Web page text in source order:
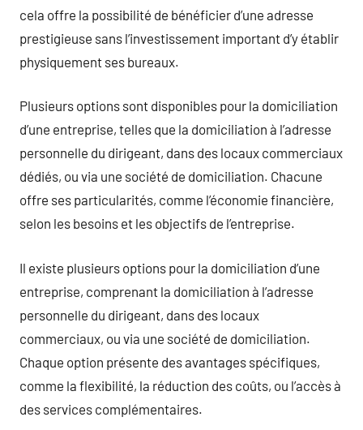
cela offre la possibilité de bénéficier d’une adresse
prestigieuse sans l’investissement important d’y établir
physiquement ses bureaux.
Plusieurs options sont disponibles pour la domiciliation
d’une entreprise, telles que la domiciliation à l’adresse
personnelle du dirigeant, dans des locaux commerciaux
dédiés, ou via une société de domiciliation. Chacune
offre ses particularités, comme l’économie financière,
selon les besoins et les objectifs de l’entreprise.
Il existe plusieurs options pour la domiciliation d’une
entreprise, comprenant la domiciliation à l’adresse
personnelle du dirigeant, dans des locaux
commerciaux, ou via une société de domiciliation.
Chaque option présente des avantages spécifiques,
comme la flexibilité, la réduction des coûts, ou l’accès à
des services complémentaires.